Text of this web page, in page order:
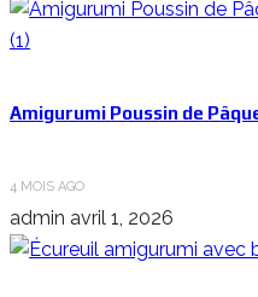
Amigurumi Poussin de
4 MOIS AGO
admin avril 1, 2026